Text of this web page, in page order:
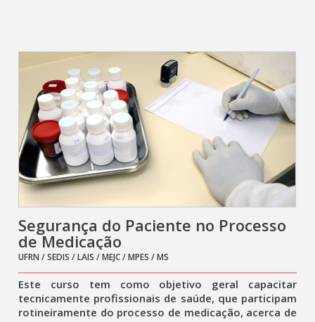
Segurança do Paciente no Processo
de Medicação
UFRN / SEDIS / LAIS / MEJC / MPES / MS
Este curso tem como objetivo geral capacitar
tecnicamente profissionais de saúde, que participam
rotineiramente do processo de medicação, acerca de